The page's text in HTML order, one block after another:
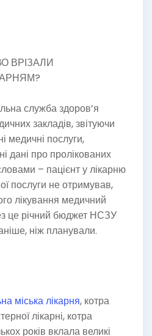
ВРІЗАЛИ
служба здоров’я
закладів, звітуючи
медичні послуги,
дані про пролікованих
– пацієнт у лікарню
послуги не отримував,
лікування медичний
це річний бюджет НСЗУ
ніж планували.
міська лікарня, котра
лікарні, котра
років вклала великі